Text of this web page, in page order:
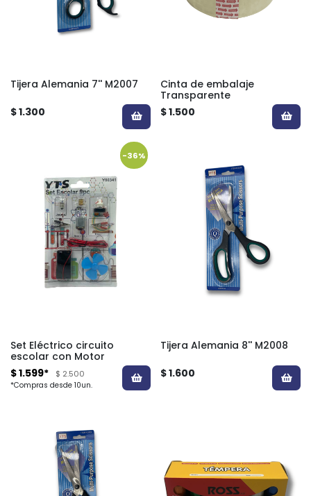
Tijera Alemania 7'' M2007
$ 1.300
Cinta de embalaje
Transparente
$ 1.500
-36%
Set Eléctrico circuito
escolar con Motor
$ 1.599*
$ 2.500
*Compras desde 10un.
Tijera Alemania 8'' M2008
$ 1.600